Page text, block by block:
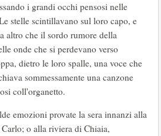
i grandi occhi pensosi nelle
stelle scintillavano sul loro capo, e
altro che il sordo rumore della
onde che si perdevano verso
dietro le loro spalle, una voce che
sommessamente una canzone
coll'organetto.
emozioni provate la sera innanzi alla
o alla riviera di Chiaia,